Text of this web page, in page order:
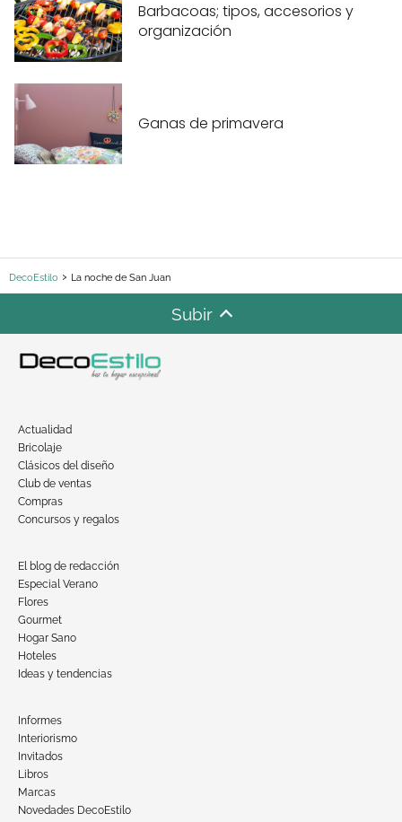
Barbacoas; tipos, accesorios y
organización
Ganas de primavera
DecoEstilo La noche de San Juan
Subir
Actualidad
Bricolaje
Clásicos del diseño
Club de ventas
Compras
Concursos y regalos
El blog de redacción
Especial Verano
Flores
Gourmet
Hogar Sano
Hoteles
Ideas y tendencias
Informes
Interiorismo
Invitados
Libros
Marcas
Novedades DecoEstilo